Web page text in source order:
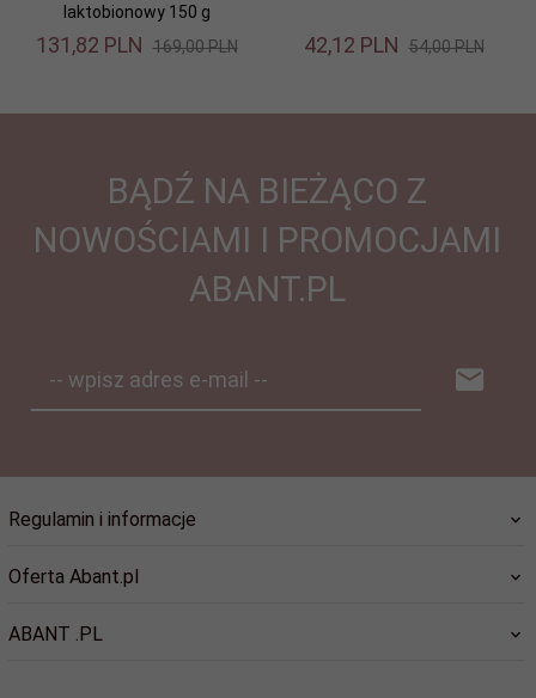
laktobionowy 150 g
131,82 PLN 169,00 PLN 42,12 PLN 54,00 PLN
BĄDŹ NA BIEŻĄCO Z
NOWOŚCIAMI I PROMOCJAMI
ABANT.PL
-- wpisz adres e-mail --
Regulamin i informacje
Oferta Abant.pl
ABANT .PL